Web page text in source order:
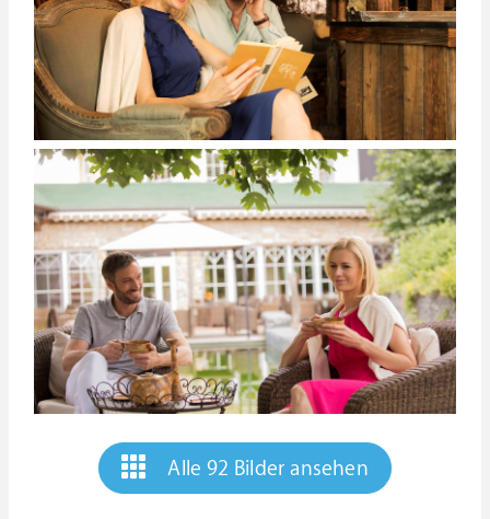
Alle 92 Bilder ansehen